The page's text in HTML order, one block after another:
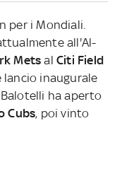
per i Mondiali.
all'Al-
MetsalCiti Field
inaugurale
. Balotelli ha aperto
Cubs, poi vinto